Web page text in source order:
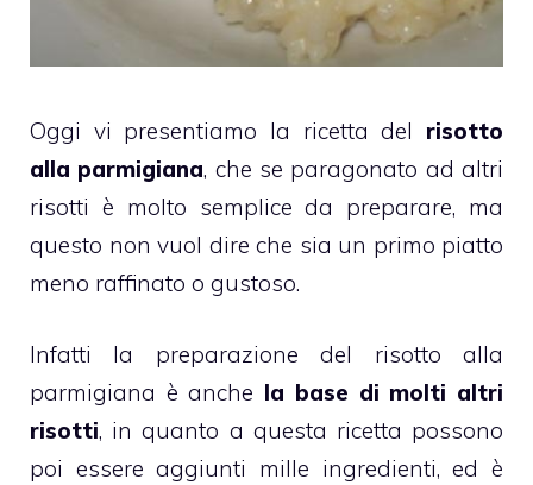
Oggi vi presentiamo la ricetta del risotto
alla parmigiana, che se paragonato ad altri
risotti è molto semplice da preparare, ma
questo non vuol dire che sia un primo piatto
meno raffinato o gustoso.
Infatti la preparazione del risotto alla
parmigiana è anche la base di molti altri
risotti, in quanto a questa ricetta possono
poi essere aggiunti mille ingredienti, ed è